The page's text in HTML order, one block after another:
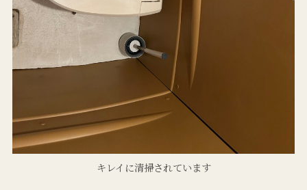
キレイに清掃されています